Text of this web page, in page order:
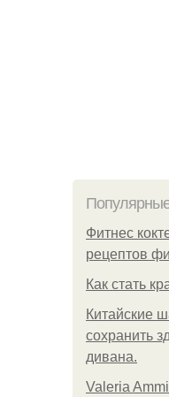
Фитнес
рецептов
Как стать
Китайские
сохранить
дивана.
Valeria